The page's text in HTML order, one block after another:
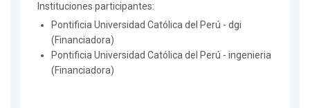
Instituciones participantes:
Pontificia Universidad Católica del Perú - dgi
(Financiadora)
Pontificia Universidad Católica del Perú - ingenieria
(Financiadora)